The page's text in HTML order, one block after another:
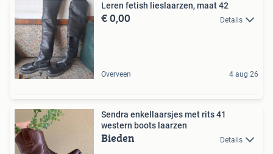
Leren fetish lieslaarzen, maat 42
€ 0,00 Details
Overveen 4 aug 26
Sendra enkellaarsjes met rits 41
western boots laarzen
Bieden Details